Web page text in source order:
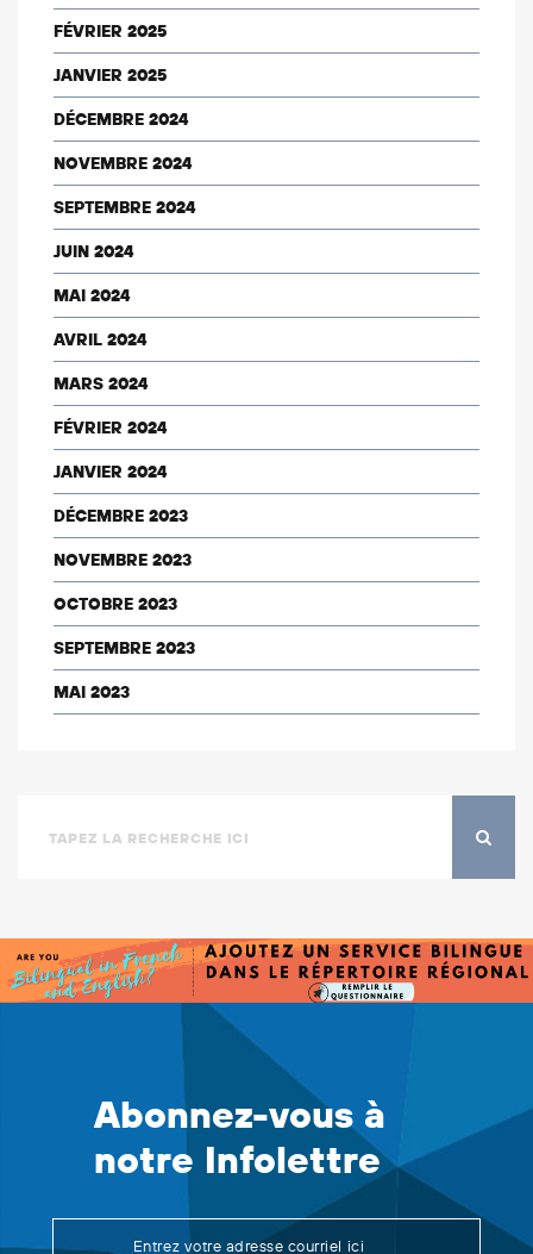
FÉVRIER 2025
JANVIER 2025
DÉCEMBRE 2024
NOVEMBRE 2024
SEPTEMBRE 2024
JUIN 2024
MAI 2024
AVRIL 2024
MARS 2024
FÉVRIER 2024
JANVIER 2024
DÉCEMBRE 2023
NOVEMBRE 2023
OCTOBRE 2023
SEPTEMBRE 2023
MAI 2023
Abonnez-vous à
notre Infolettre